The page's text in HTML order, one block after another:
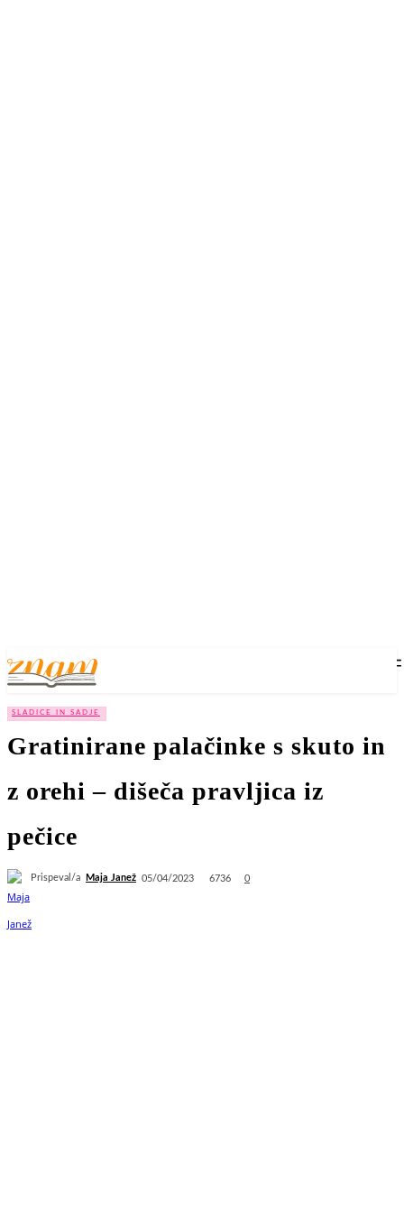
SLADICE IN SADJE
Gratinirane palačinke s skuto in
z orehi – dišeča pravljica iz
pečice
Prispeval/a Maja Janež 05/04/2023 6736 0